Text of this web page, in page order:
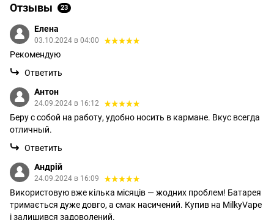
Отзывы 23
Елена
03.10.2024 в 04:00
Рекомендую
Ответить
Антон
24.09.2024 в 16:12
Беру с собой на работу, удобно носить в кармане. Вкус всегда
отличный.
Ответить
Андрій
24.09.2024 в 16:09
Використовую вже кілька місяців — жодних проблем! Батарея
тримається дуже довго, а смак насичений. Купив на MilkyVape
і залишився задоволений.